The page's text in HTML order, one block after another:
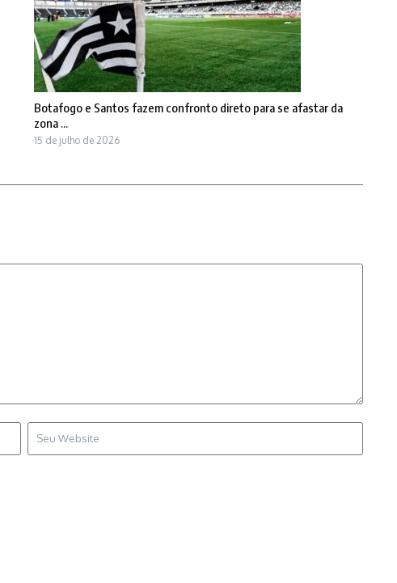
Botafogo e Santos fazem confronto direto para se afastar da
zona ...
15 de julho de 2026